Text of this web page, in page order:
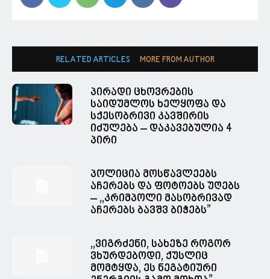
RELATED ARTICLES MORE FROM AUTHOR
პირადი ცხოვრების
საიდუმლოს ხელყოფა და
სქესობრივი კავშირის
იძულება – დაკავებულია 4
პირი
პოლიცია მოსწავლეებს
აჩერებს და ფოტოებს უღებს
– ,,კრიმპოლი მასობრივად
აჩერებს ბავშვ ბიჭებს”
,,ვიგრძენი, სახეზე როგორ
ვხურდებოდი, ქუსლიც
მომტყდა, ეს ნეგატიური